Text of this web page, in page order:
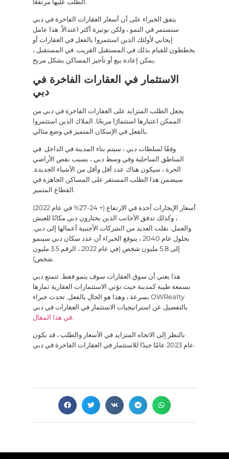
الطلب عليها مرتفعًا.
يتفق الخبراء على أن أسعار العقارات الفاخرة في دبي
ستستمر في النمو ، ولكن بوتيرة أكثر اعتدالاً. هذا عامل
إيجابي لأولئك الذين استثمروا بالفعل في العقارات أو
يخططون للقيام بذلك في المستقبل القريب. في المستقبل ،
يمكن إعادة بيع أو تأجير المساكن بشكل مربح.
الاستثمار في العقارات الفاخرة في
دبي
يجعل الطلب المتزايد على العقارات الفاخرة في دبي من
الممكن اعتبارها استثمارًا مربحًا. الملاك الذين استثمروا
بالفعل في الإسكان المتميز في وضع مثالي.
وفقًا لسلطات دبي ، سيتم بناء المدينة في الداخل. في
المناطق الساحلية وفي وسط دبي ، بسبب نقص الأراضي
الحرة ، سيكون هناك عدد أقل وأقل من الأشياء الجديدة.
سيضمن هذا الطلب المستقر على المساكن الجاهزة في
القطاع المتميز.
أسعار الإيجارات آخذة في الارتفاع (+ 24-27% في عام 2022)
، وكذلك تدفق الأجانب الذين يختارون دبي مكانًا للعيش
والعمل. نقلت العديد من الشركات الأجنبية أعمالها إلى دبي.
بحلول عام 2040 ، يتوقع الخبراء أن عدد سكان دبي سينمو
إلى 5.8 مليون شخص (في عام 2022 ، الرقم 3.5 مليون
شخص).
هذا يعني أن سوق العقارات سوف ينمو فقط. تتمتع دبي
بسمعة طيبة كمدينة حيث تؤتي الاستثمارات العقارية ثمارها
بسرعة ، وهذا هو الحال بالفعل. تحدث خبراء OWRealty
بالتفصيل عن استراتيجيات الاستثمار في العقارات في دبي
في هذا المقال.
بالنظر إلى الاتجاه المتزايد في الأسعار والطلب ، قد يكون
عام 2023 عامًا جيدًا للاستثمار في العقارات الفاخرة في دبي.